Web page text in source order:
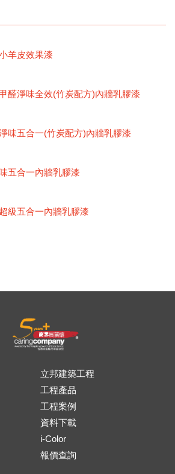
羊皮效果漆
醛淨味全效(竹炭配方)內牆乳膠漆
味五合一(竹炭配方)內牆乳膠漆
五合一內牆乳膠漆
級五合一內牆乳膠漆
立邦建築工程
工程產品
工程案例
資料下載
i-Color
報價查詢